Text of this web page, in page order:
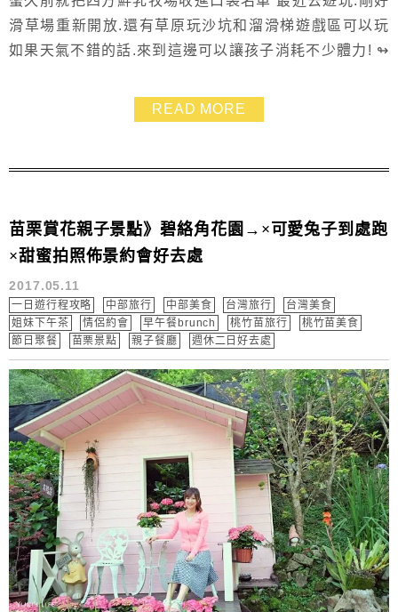
滑草場重新開放.還有草原玩沙坑和溜滑梯遊戲區可以玩
如果天氣不錯的話.來到這邊可以讓孩子消耗不少體力! ↬
READ MORE
苗栗賞花親子景點》碧絡角花園→×可愛兔子到處跑
×甜蜜拍照佈景約會好去處
2017.05.11
一日遊行程攻略 中部旅行 中部美食 台灣旅行
台灣美食
姐妹下午茶
情侶約會 早午餐brunch 桃竹苗旅行
桃竹苗美食
節日聚餐
苗栗景點 親子餐廳 週休二日好去處